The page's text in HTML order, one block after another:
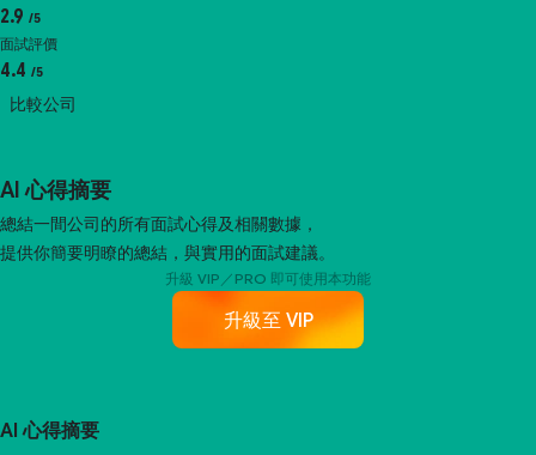
2.9 /5
面試評價
4.4 /5
比較公司
AI 心得摘要
總結一間公司的所有面試心得及相關數據，
提供你簡要明瞭的總結，與實用的面試建議。
升級 VIP／PRO 即可使用本功能
升級至 VIP
AI 心得摘要